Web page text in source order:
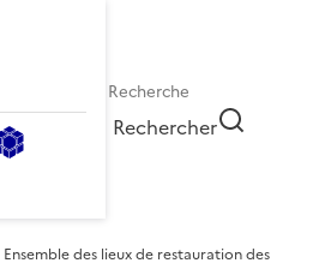
Rechercher
Ensemble des lieux de restauration des